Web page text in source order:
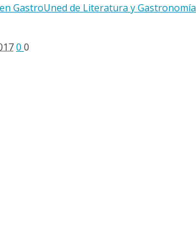
GastroUned de Literatura y Gastronomía
0 0